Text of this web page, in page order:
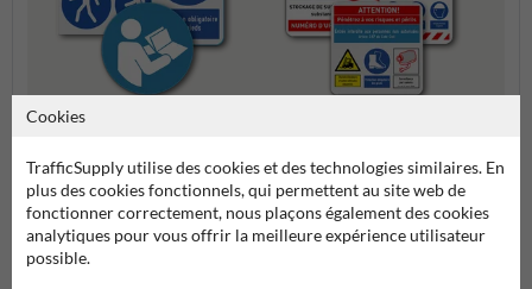
Panneaux d'obligation
panneaux de sécurité
Pictogrammes et panneaux de sécurité
Cookies
TrafficSupply utilise des cookies et des technologies similaires. En
plus des cookies fonctionnels, qui permettent au site web de
fonctionner correctement, nous plaçons également des cookies
analytiques pour vous offrir la meilleure expérience utilisateur
possible.